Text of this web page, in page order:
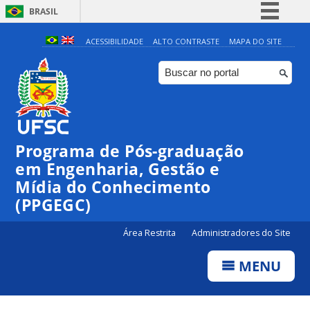
BRASIL
Simplifique!
Comunica BR
Participe
Canais
ACESSIBILIDADE ALTO CONTRASTE MAPA DO SITE
Programa de Pós-graduação
em Engenharia, Gestão e
Mídia do Conhecimento
(PPGEGC)
Área Restrita Administradores do Site
MENU